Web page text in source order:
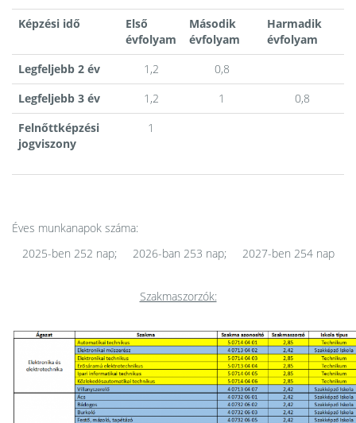
Képzési idő
Első
évfolyam
Második
évfolyam
Harmadik
évfolyam
Legfeljebb 2 év
1,2
0,8
Legfeljebb 3 év
1,2 1
0,8
Felnőttképzési
jogviszony
1
Éves munkanapok száma:
2025-ben 252 nap; 2026-ban 253 nap; 2027-ben 254 nap
Szakmaszorzók: